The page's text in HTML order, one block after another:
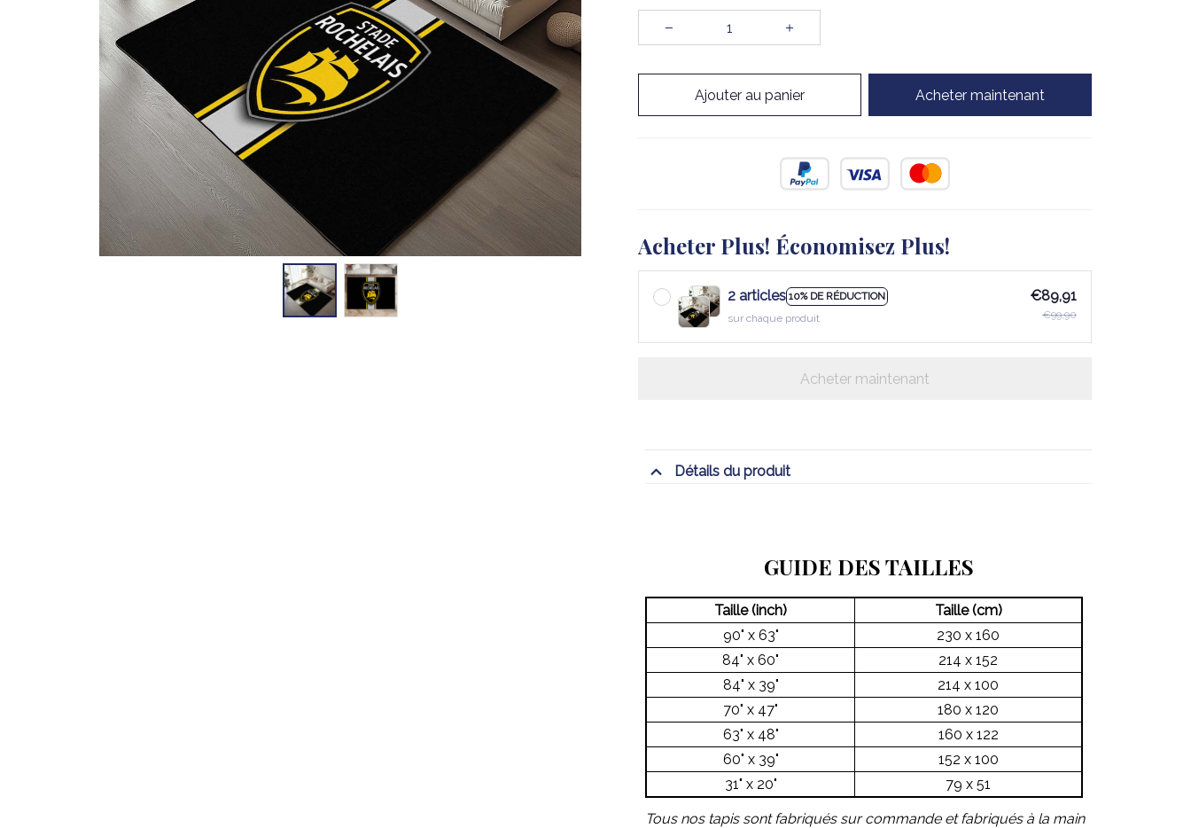
Ajouter au panier Acheter maintenant
Acheter Plus! Économisez Plus!
2 articles 10% DE RÉDUCTION
sur chaque produit
€89,91
€99,90
Acheter maintenant
Détails du produit
GUIDE DES TAILLES
Taille (inch)
Taille (cm)
90" x 63"
230 x 160
84" x 60"
214 x 152
84" x 39"
214 x 100
70" x 47"
180 x 120
63" x 48"
160 x 122
60" x 39"
152 x 100
31" x 20"
79 x 51
Tous nos tapis sont fabriqués sur commande et fabriqués à la main